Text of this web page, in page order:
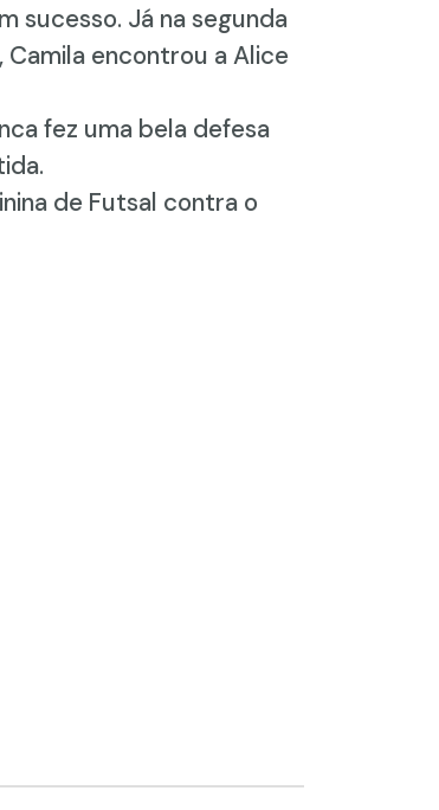
sucesso. Já na segunda
encontrou a Alice
fez uma bela defesa
de Futsal contra o